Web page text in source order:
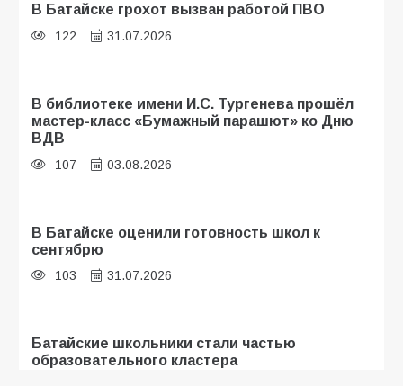
В Батайске грохот вызван работой ПВО
122 31.07.2026
В библиотеке имени И.С. Тургенева прошёл
мастер-класс «Бумажный парашют» ко Дню
ВДВ
107 03.08.2026
В Батайске оценили готовность школ к
сентябрю
103 31.07.2026
Батайские школьники стали частью
образовательного кластера